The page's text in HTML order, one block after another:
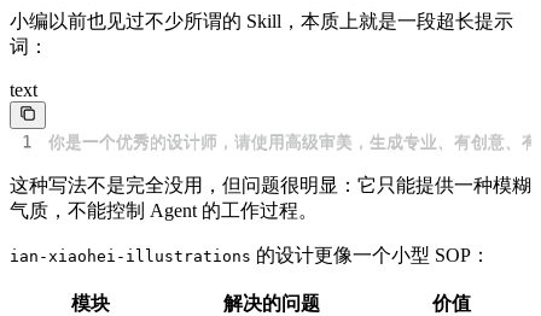
小编以前也见过不少所谓的 Skill，本质上就是一段超长提示
词：
text
1 你是一个优秀的设计师，请使用高级审美，生成专业、有创意、
这种写法不是完全没用，但问题很明显：它只能提供一种模糊
气质，不能控制 Agent 的工作过程。
ian-xiaohei-illustrations 的设计更像一个小型 SOP：
模块 解决的问题 价值